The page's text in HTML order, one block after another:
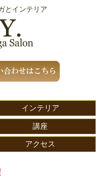
とインテリア
インテリア
講座
アクセス